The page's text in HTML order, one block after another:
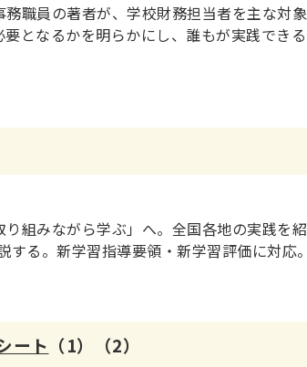
職員の著者が、学校財務担当者を主な対象
となるかを明らかにし、誰もが実践できる
組みながら学ぶ」へ。全国各地の実践を紹
する。新学習指導要領・新学習評価に対応
ート （1）（2）